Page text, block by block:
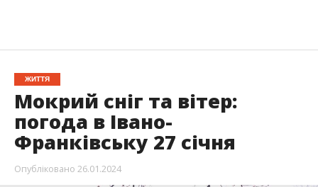
ЖИТТЯ
Мокрий сніг та вітер:
погода в Івано-
Франківську 27 січня
Опубліковано 26.01.2024